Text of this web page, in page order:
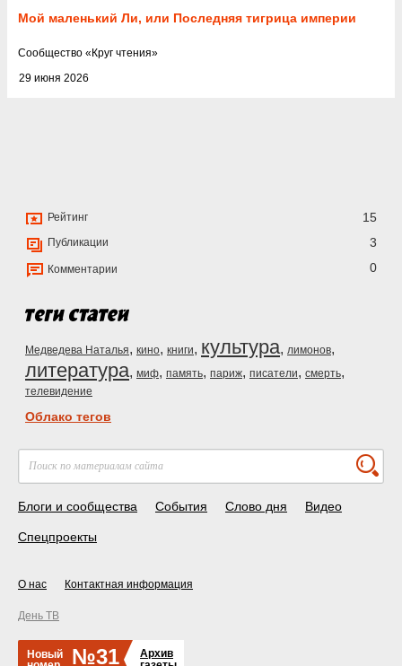
Мой маленький Ли, или Последняя тигрица империи
29 июня 2026
Cообщество « Круг чтения»
Рейтинг 15
Публикации 3
Комментарии 0
Медведева Наталья, кино, книги, культура, лимонов,
литература, миф, память, париж, писатели, смерть,
телевидение
Облако тегов
Блоги и сообщества События Слово дня Видео
Спецпроекты
О нас Контактная информация
День ТВ
Новый
№31
Архив